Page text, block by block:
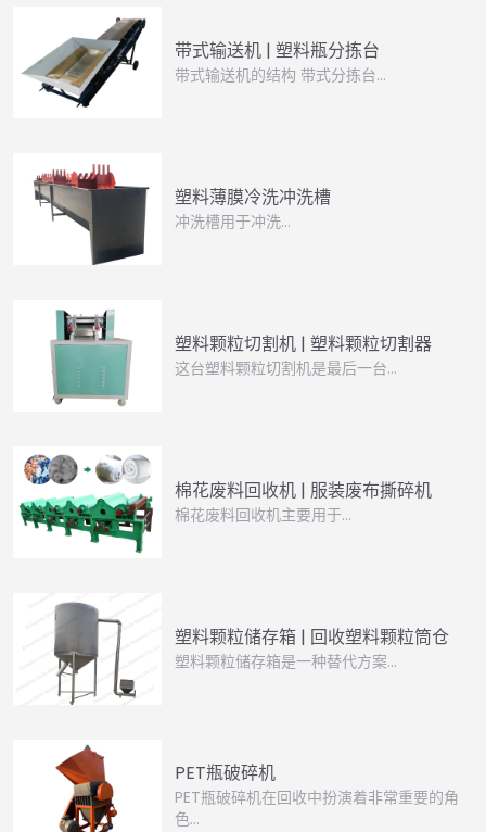
带式输送机 | 塑料瓶分拣台
带式输送机的结构 带式分拣台…
塑料薄膜冷洗冲洗槽
冲洗槽用于冲洗…
塑料颗粒切割机 | 塑料颗粒切割器
这台塑料颗粒切割机是最后一台…
棉花废料回收机 | 服装废布撕碎机
棉花废料回收机主要用于…
塑料颗粒储存箱 | 回收塑料颗粒筒仓
塑料颗粒储存箱是一种替代方案…
PET瓶破碎机
PET瓶破碎机在回收中扮演着非常重要的角
色…